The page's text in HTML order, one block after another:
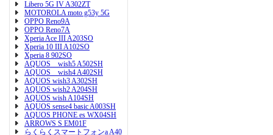
Libero 5G IV A302ZT
MOTOROLA moto g53y 5G
OPPO Reno9A
OPPO Reno7A
Xperia Ace III A203SO
Xperia 10 III A102SO
Xperia 8 902SO
AQUOS wish5 A502SH
AQUOS wish4 A402SH
AQUOS wish3 A302SH
AQUOS wish2 A204SH
AQUOS wish A104SH
AQUOS sense4 basic A003SH
AQUOS PHONE es WX04SH
ARROWS S EM01F
らくらくスマートフォンa A40